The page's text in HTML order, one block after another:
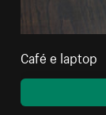
Café e laptop